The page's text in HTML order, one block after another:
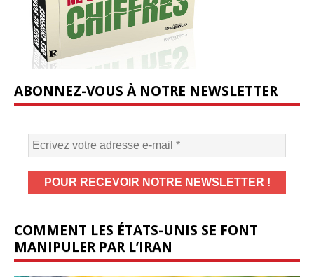
ABONNEZ-VOUS À NOTRE NEWSLETTER
COMMENT LES ÉTATS-UNIS SE FONT
MANIPULER PAR L’IRAN